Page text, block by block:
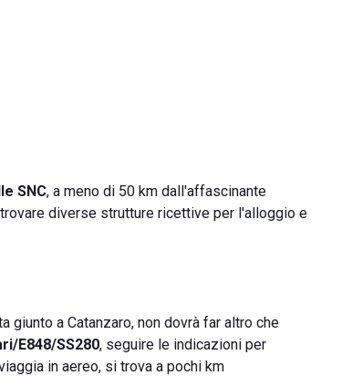
SNC, a meno di 50 km dall'affascinante
diverse strutture ricettive per l'alloggio e
giunto a Catanzaro, non dovrà far altro che
E848/SS280, seguire le indicazioni per
in aereo, si trova a pochi km